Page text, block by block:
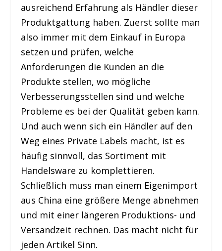
ausreichend Erfahrung als Händler dieser
Produktgattung haben. Zuerst sollte man
also immer mit dem Einkauf in Europa
setzen und prüfen, welche
Anforderungen die Kunden an die
Produkte stellen, wo mögliche
Verbesserungsstellen sind und welche
Probleme es bei der Qualität geben kann.
Und auch wenn sich ein Händler auf den
Weg eines Private Labels macht, ist es
häufig sinnvoll, das Sortiment mit
Handelsware zu komplettieren.
Schließlich muss man einem Eigenimport
aus China eine größere Menge abnehmen
und mit einer längeren Produktions- und
Versandzeit rechnen. Das macht nicht für
jeden Artikel Sinn.